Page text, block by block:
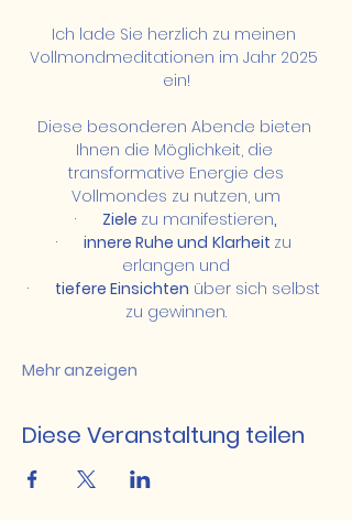
Ich lade Sie herzlich zu meinen
Vollmondmeditationen im Jahr 2025
ein!
Diese besonderen Abende bieten
Ihnen die Möglichkeit, die
transformative Energie des
Vollmondes zu nutzen, um
· Ziele zu manifestieren,
· innere Ruhe und Klarheit zu
erlangen und
· tiefere Einsichten über sich selbst
zu gewinnen.
Mehr anzeigen
Diese Veranstaltung teilen